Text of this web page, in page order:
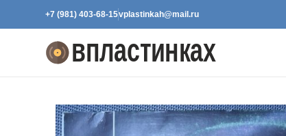
+7 (981) 403-68-15vplastinkah@mail.ru